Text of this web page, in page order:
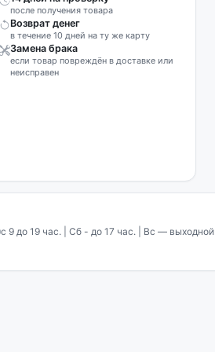
после получения товара
Возврат денег
в течение 10 дней на ту же карту
Замена брака
если товар повреждён в доставке или
неисправен
с 9 до 19 час. | Сб - до 17 час. | Вс — выходной